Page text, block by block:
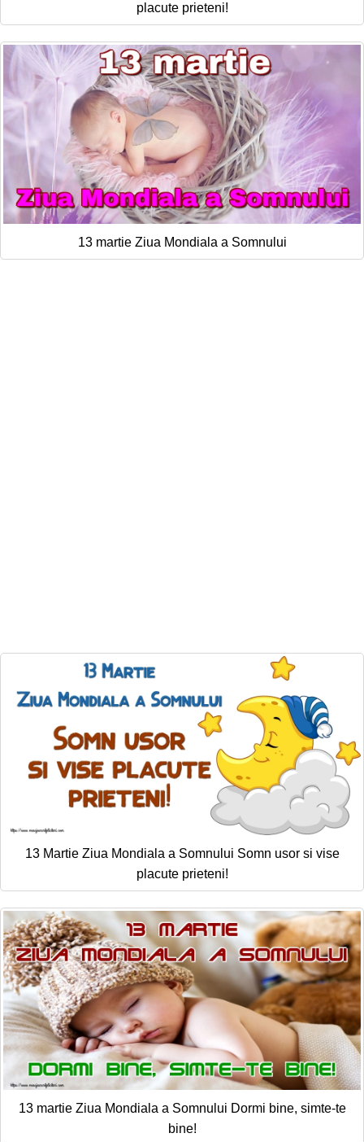
placute prieteni!
13 martie Ziua Mondiala a Somnului
13 Martie Ziua Mondiala a Somnului Somn usor si vise
placute prieteni!
13 martie Ziua Mondiala a Somnului Dormi bine, simte-te
bine!